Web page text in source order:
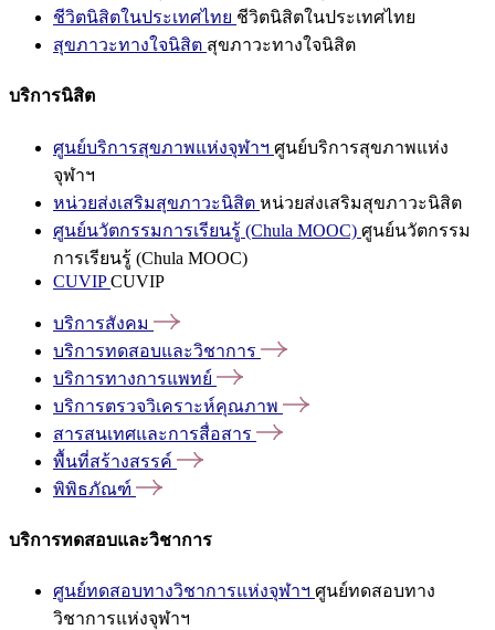
ชีวิตนิสิตในประเทศไทย ชีวิตนิสิตในประเทศไทย
สุขภาวะทางใจนิสิต สุขภาวะทางใจนิสิต
บริการนิสิต
ศูนย์บริการสุขภาพแห่งจุฬาฯ ศูนย์บริการสุขภาพแห่ง
จุฬาฯ
หน่วยส่งเสริมสุขภาวะนิสิต หน่วยส่งเสริมสุขภาวะนิสิต
ศูนย์นวัตกรรมการเรียนรู้ (Chula MOOC) ศูนย์นวัตกรรม
การเรียนรู้ (Chula MOOC)
CUVIPCUVIP
บริการสังคม
บริการทดสอบและวิชาการ
บริการทางการแพทย์
บริการตรวจวิเคราะห์คุณภาพ
สารสนเทศและการสื่อสาร
พื้นที่สร้างสรรค์
พิพิธภัณฑ์
บริการทดสอบและวิชาการ
ศูนย์ทดสอบทางวิชาการแห่งจุฬาฯ ศูนย์ทดสอบทาง
วิชาการแห่งจุฬาฯ